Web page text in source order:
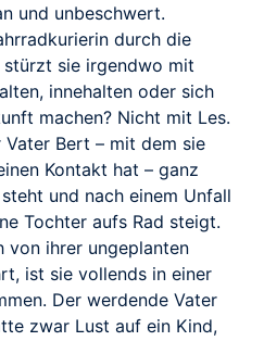
und unbeschwert.
durch die
stürzt sie irgendwo mit
innehalten oder sich
machen? Nicht mit Les.
Bert – mit dem sie
Kontakt hat – ganz
und nach einem Unfall
Tochter aufs Rad steigt.
von ihrer ungeplanten
ist sie vollends in einer
Der werdende Vater
zwar Lust auf ein Kind,